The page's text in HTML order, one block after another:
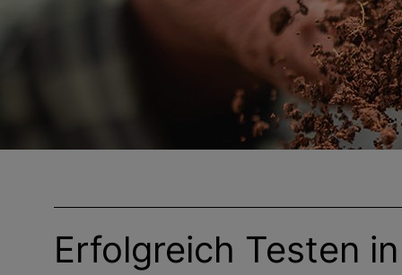
Erfolgreich Testen in